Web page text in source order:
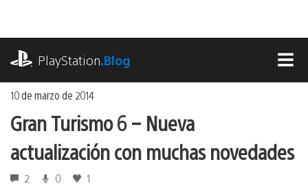
contenido
PlayStation.Blog
10 de marzo de 2014
Gran Turismo 6 – Nueva
actualización con muchas novedades
2 0 1